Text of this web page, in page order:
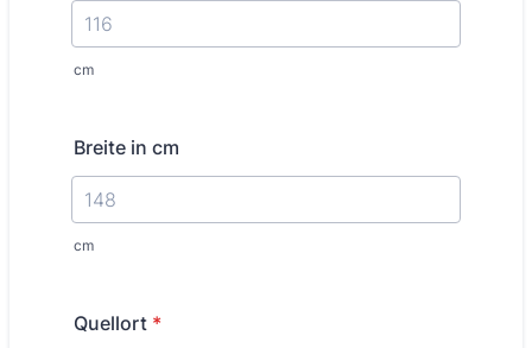
cm
Breite in cm
cm
Quellort *